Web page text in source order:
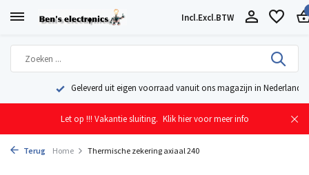
Incl.Excl.BTW
Geleverd uit eigen voorraad vanuit ons magazijn in Nederland
Let op !!! Vakantie sluiting. Klik hier voor meer info
Terug Home Thermische zekering axiaal 240